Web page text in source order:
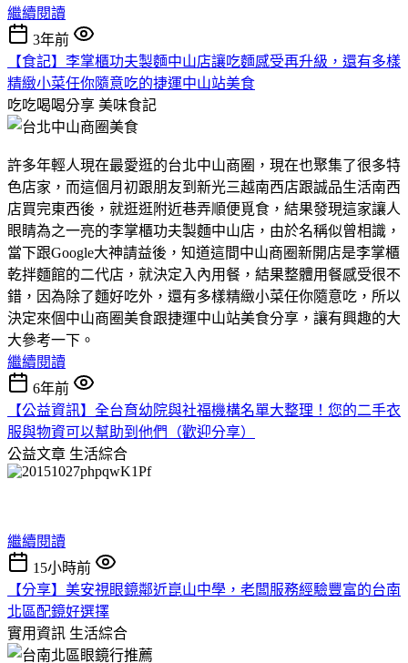
繼續閱讀
3年前
【食記】李掌櫃功夫製麵中山店讓吃麵感受再升級，還有多樣
精緻小菜任你隨意吃的捷運中山站美食
吃吃喝喝分享 美味食記
許多年輕人現在最愛逛的台北中山商圈，現在也聚集了很多特
色店家，而這個月初跟朋友到新光三越南西店跟誠品生活南西
店買完東西後，就逛逛附近巷弄順便覓食，結果發現這家讓人
眼睛為之一亮的李掌櫃功夫製麵中山店，由於名稱似曾相識，
當下跟Google大神請益後，知道這間中山商圈新開店是李掌櫃
乾拌麵館的二代店，就決定入內用餐，結果整體用餐感受很不
錯，因為除了麵好吃外，還有多樣精緻小菜任你隨意吃，所以
決定來個中山商圈美食跟捷運中山站美食分享，讓有興趣的大
大參考一下。
繼續閱讀
6年前
【公益資訊】全台育幼院與社福機構名單大整理！您的二手衣
服與物資可以幫助到他們（歡迎分享）
公益文章 生活綜合
繼續閱讀
15小時前
【分享】美安視眼鏡鄰近崑山中學，老闆服務經驗豐富的台南
北區配鏡好選擇
實用資訊 生活綜合